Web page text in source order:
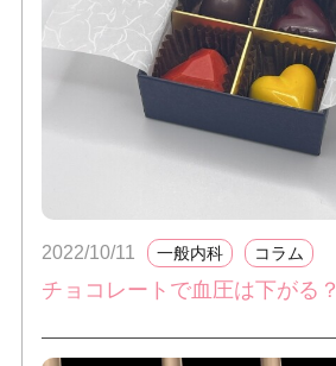
2022/10/11 一般内科 コラム
チョコレートで血圧は下がる？